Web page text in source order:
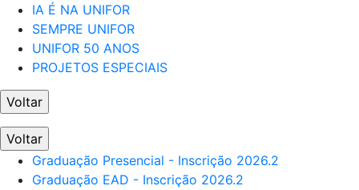
IA É NA UNIFOR
SEMPRE UNIFOR
UNIFOR 50 ANOS
PROJETOS ESPECIAIS
Voltar
Voltar
Graduação Presencial - Inscrição 2026.2
Graduação EAD - Inscrição 2026.2